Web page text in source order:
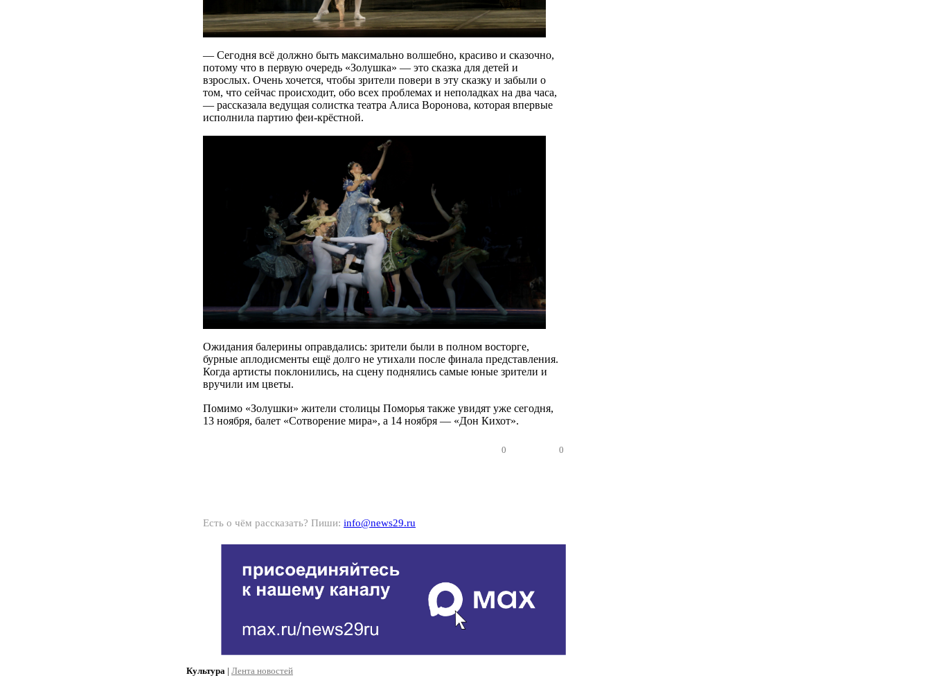
— Сегодня всё должно быть максимально волшебно, красиво и сказочно,
потому что в первую очередь «Золушка» — это сказка для детей и
взрослых. Очень хочется, чтобы зрители повери в эту сказку и забыли о
том, что сейчас происходит, обо всех проблемах и неполадках на два часа,
— рассказала ведущая солистка театра Алиса Воронова, которая впервые
исполнила партию феи-крёстной.
Ожидания балерины оправдались: зрители были в полном восторге,
бурные аплодисменты ещё долго не утихали после финала представления.
Когда артисты поклонились, на сцену поднялись самые юные зрители и
вручили им цветы.
Помимо «Золушки» жители столицы Поморья также увидят уже сегодня,
13 ноября, балет «Сотворение мира», а 14 ноября — «Дон Кихот».
0 0
Есть о чём рассказать? Пиши: info@news29.ru
Культура | Лента новостей